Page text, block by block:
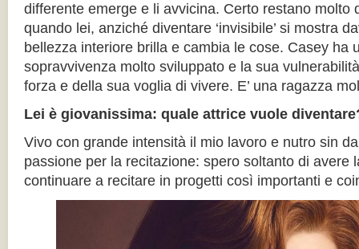
differente emerge e li avvicina. Certo restano molto
quando lei, anziché diventare ‘invisibile’ si mostra
bellezza interiore brilla e cambia le cose. Casey ha
sopravvivenza molto sviluppato e la sua
forza e della sua voglia di vivere. E’ una ragazza
Lei è giovanissima: quale attrice vuole
Vivo con grande intensità il mio lavoro e nutro sin
passione per la recitazione: spero soltanto di avere
continuare a recitare in progetti così importanti e